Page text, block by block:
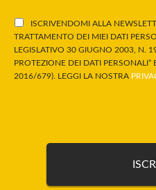
ISCRIVENDOMI ALLA
TRATTAMENTO DEI MIEI DATI
LEGISLATIVO 30 GIUGNO 2003, N.
PROTEZIONE DEI DATI
2016/679). LEGGI LA NOSTRA